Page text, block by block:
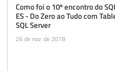
Como foi o 10º encontro do
ES - Do Zero ao Tudo com
SQL Server
26 de nov. de 2018